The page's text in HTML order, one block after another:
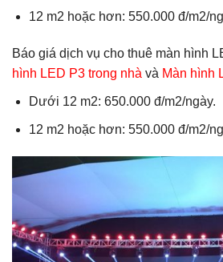
12 m2 hoặc hơn: 550.000 đ/m2/
Báo giá dịch vụ cho thuê màn hình
hình LED P3 trong nhà và Màn hình
Dưới 12 m2: 650.000 đ/m2/ngày.
12 m2 hoặc hơn: 550.000 đ/m2/